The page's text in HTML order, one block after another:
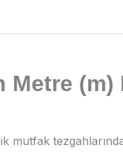
Metre (m)
mutfak